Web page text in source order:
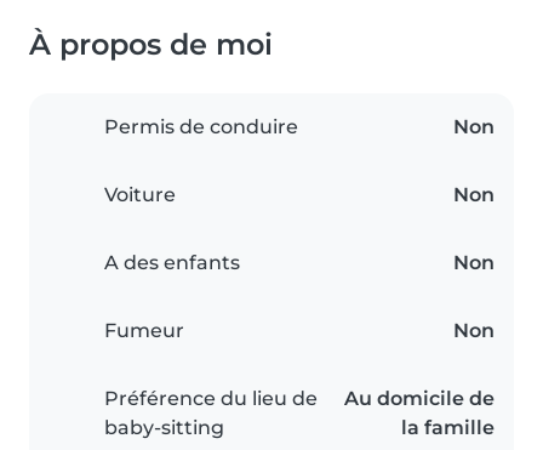
À propos de moi
Permis de conduire Non
Voiture Non
A des enfants Non
Fumeur Non
Préférence du lieu de
baby-sitting
Au domicile de
la famille